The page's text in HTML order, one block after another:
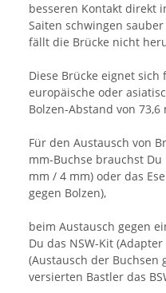
besseren Kontakt direkt
Saiten schwingen
fällt die Brücke nicht
Diese Brücke eignet
europäische oder
Bolzen-Abstand von 73,6
Für den Austausch von
mm-Buchse brauchst Du
mm / 4 mm) oder das
gegen Bolzen),
beim Austausch gegen
Du das NSW-Kit
(Austausch der Buchsen
versierten Bastler das